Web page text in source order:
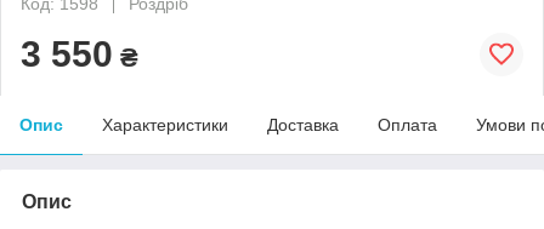
3 550 ₴
Опис Характеристики Доставка Оплата Умови
Опис